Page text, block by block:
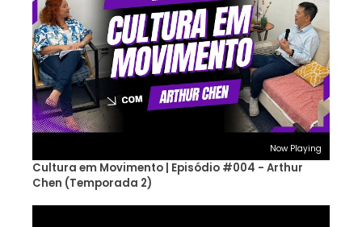
Now Playing
Cultura em Movimento | Episódio #004 - Arthur
Chen (Temporada 2)